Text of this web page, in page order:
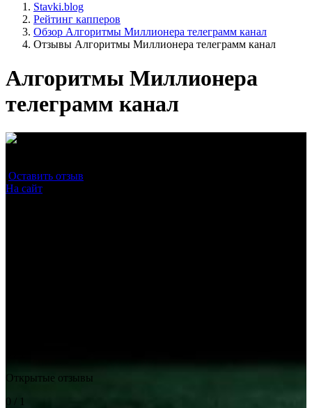
Stavki.blog
Рейтинг капперов
Обзор Алгоритмы Миллионера телеграмм канал
Отзывы Алгоритмы Миллионера телеграмм канал
Алгоритмы Миллионера
телеграмм канал
Оставить отзыв
На сайт
Открытые отзывы
0 / 1